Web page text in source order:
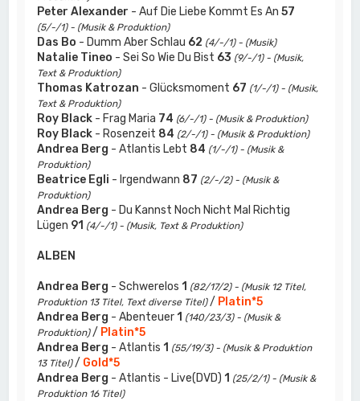
Peter Alexander - Auf Die Liebe Kommt Es An57
(5/-/1) - (Musik & Produktion)
Das Bo - Dumm Aber Schlau 62 (4/-/1) - (Musik)
Natalie Tineo - Sei So Wie Du Bist 63 (9/-/1) - (Musik,
Text & Produktion)
Thomas Katrozan - Glücksmoment 67 (1/-/1) - (Musik,
Text & Produktion)
Roy Black - Frag Maria 74 (6/-/1) - (Musik & Produktion)
Roy Black - Rosenzeit 84 (2/-/1) - (Musik & Produktion)
Andrea Berg - Atlantis Lebt 84 (1/-/1) - (Musik &
Produktion)
Beatrice Egli - Irgendwann 87 (2/-/2) - (Musik &
Produktion)
Andrea Berg - Du Kannst Noch Nicht Mal Richtig
Lügen 91 (4/-/1) - (Musik, Text & Produktion)
ALBEN
Andrea Berg - Schwerelos 1 (82/17/2) - (Musik 12 Titel,
Produktion 13 Titel, Text diverse Titel)/ Platin*5
Andrea Berg - Abenteuer 1 (140/23/3) - (Musik &
Produktion)/ Platin*5
Andrea Berg - Atlantis 1 (55/19/3) - (Musik & Produktion
13 Titel)/ Gold*5
Andrea Berg - Atlantis - Live(DVD) 1 (25/2/1) - (Musik &
Produktion 16 Titel)